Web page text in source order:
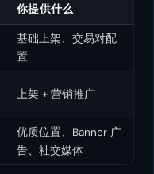
你提供什么
基础上架、交易对配
置
上架 + 营销推广
优质位置、Banner 广
告、社交媒体